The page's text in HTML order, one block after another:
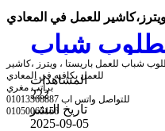
شباب
في المعادي
المشاهدات
222
تاريخ النشر
2025-09-05
للعمل في المعادي
شباب للعمل باريستا ، ويترز ،كاشير
للعمل بكافيه في المعادي
براتب مغري
للتواصل واتس اب 01013368887
01050065156